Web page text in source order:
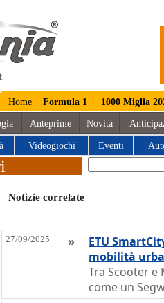
Home Formula 1 1000 Miglia
Anteprime Novità
Videogiochi Eventi
Notizie correlate
27/09/2025 »
ETU
mobilità
Tra Scooter e
come un